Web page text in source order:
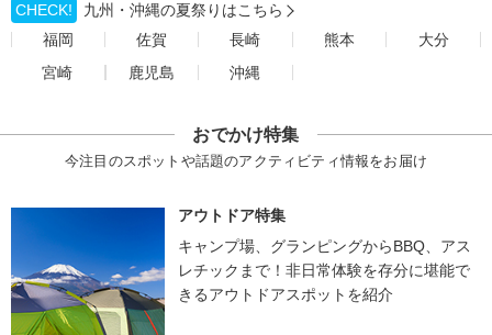
CHECK!
九州・沖縄の夏祭りはこちら
福岡
佐賀 長崎 熊本
大分
宮崎
鹿児島 沖縄
おでかけ特集
今注目のスポットや話題のアクティビティ情報をお届け
アウトドア特集
キャンプ場、グランピングからBBQ、アス
レチックまで！非日常体験を存分に堪能で
きるアウトドアスポットを紹介